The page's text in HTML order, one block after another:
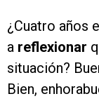
¿Cuatro años
a reflexionar
situación?
Bien,